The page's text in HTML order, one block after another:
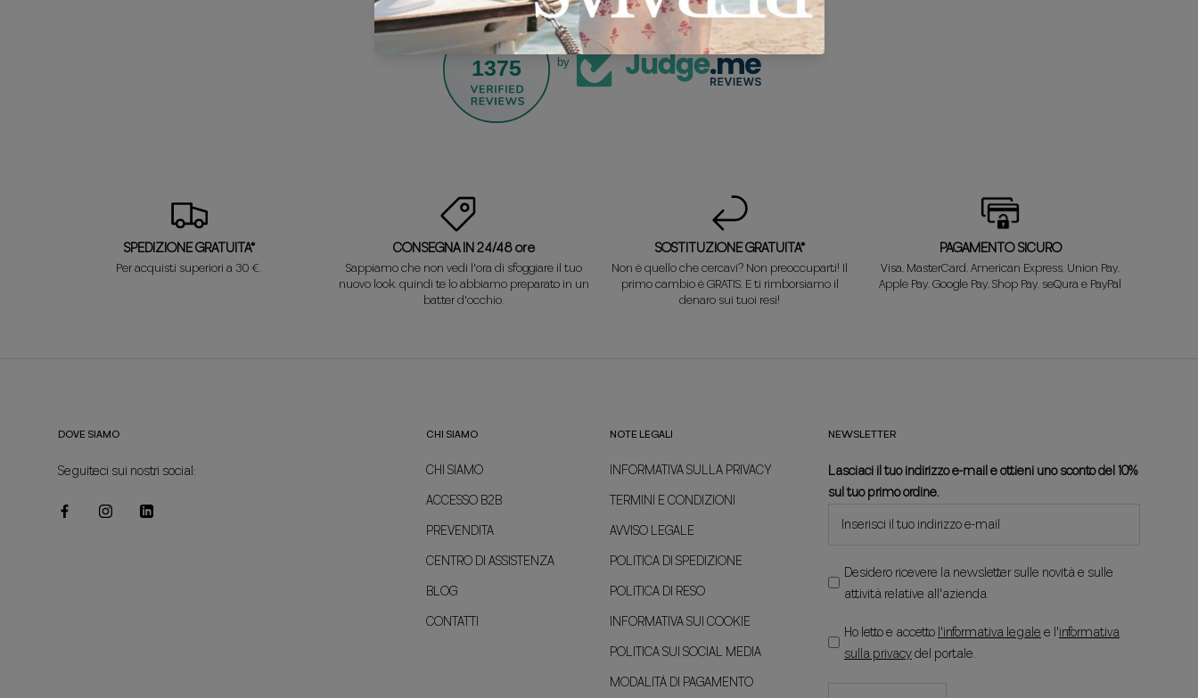
1375 by
SPEDIZIONE GRATUITA*
Per acquisti superiori a 30 €.
CONSEGNA IN 24/48 ore
Sappiamo che non vedi l'ora di sfoggiare il tuo
nuovo look, quindi te lo abbiamo preparato in un
batter d'occhio.
SOSTITUZIONE GRATUITA*
Non è quello che cercavi? Non preoccuparti! Il
primo cambio è GRATIS. E ti rimborsiamo il
denaro sui tuoi resi!
PAGAMENTO SICURO
Visa, MasterCard, American Express, Union Pay,
Apple Pay, Google Pay, Shop Pay, seQura e PayPal
DOVE SIAMO
Seguiteci sui nostri social:
CHI SIAMO
CHI SIAMO
ACCESSO B2B
PREVENDITA
CENTRO DI ASSISTENZA
BLOG
CONTATTI
NOTE LEGALI
INFORMATIVA SULLA PRIVACY
TERMINI E CONDIZIONI
AVVISO LEGALE
POLITICA DI SPEDIZIONE
POLITICA DI RESO
INFORMATIVA SUI COOKIE
POLITICA SUI SOCIAL MEDIA
MODALITÀ DI PAGAMENTO
NEWSLETTER
Lasciaci il tuo indirizzo e-mail e ottieni uno sconto del 10%
sul tuo primo ordine.
Desidero ricevere la newsletter sulle novità e sulle
attività relative all'azienda.
Ho letto e accettol'informativa legalee l'informativa
sulla privacydel portale.